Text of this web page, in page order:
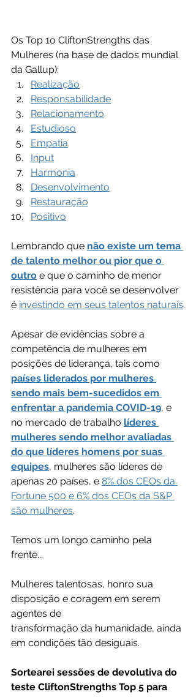
Os Top 1o CliftonStrengths das
Mulheres (na base de dados mundial
da Gallup):
Realização
Responsabilidade
Relacionamento
Estudioso
Empatia
Input
Harmonia
Desenvolvimento
Restauração
Positivo
Lembrando que não existe um tema
de talento melhor ou pior que o
outro e que o caminho de menor
resistência para você se desenvolver
é investindo em seus talentos naturais.
Apesar de evidências sobre a
competência de mulheres em
posições de liderança, tais como
países liderados por mulheres
sendo mais bem-sucedidos em
enfrentar a pandemia COVID-19, e
no mercado de trabalho líderes
mulheres sendo melhor avaliadas
do que líderes homens por suas
equipes, mulheres são líderes de
apenas 20 países, e 8% dos CEOs da
Fortune 500 e 6% dos CEOs da S&P
são mulheres.
Temos um longo caminho pela
frente...
Mulheres talentosas, honro sua
disposição e coragem em serem
agentes de
transformação da humanidade, ainda
em condições tão desiguais.
Sortearei sessões de devolutiva do
teste CliftonStrengths Top 5 para